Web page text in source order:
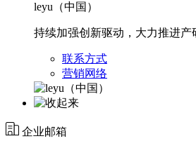
leyu（中国）
持续加强创新驱动，大力推进
联系方式
营销网络
企业邮箱